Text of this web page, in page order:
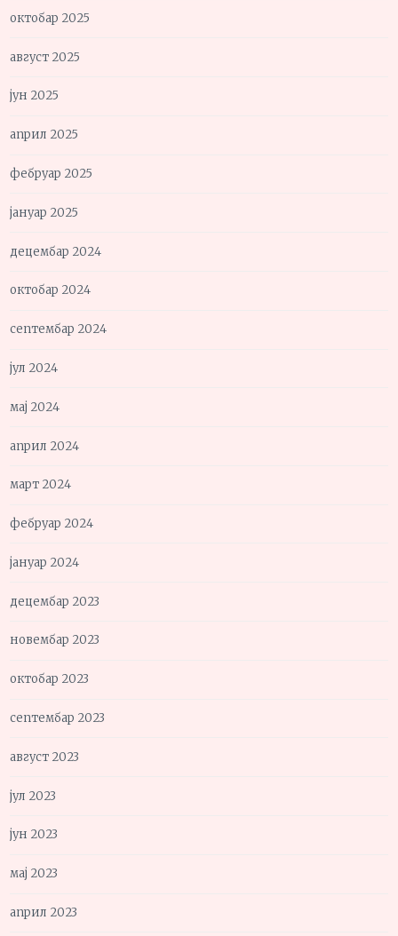
октобар 2025
август 2025
јун 2025
април 2025
фебруар 2025
јануар 2025
децембар 2024
октобар 2024
септембар 2024
јул 2024
мај 2024
април 2024
март 2024
фебруар 2024
јануар 2024
децембар 2023
новембар 2023
октобар 2023
септембар 2023
август 2023
јул 2023
јун 2023
мај 2023
април 2023